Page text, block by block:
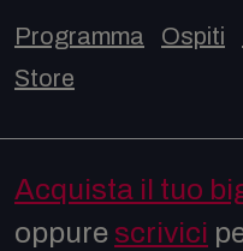
Programma Ospiti
Store
Acquista il tuo
oppure scrivici